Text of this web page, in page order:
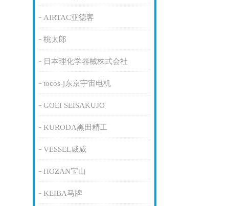
AIRTAC亚德客
桃太郎
日本理化学器械株式会社
tocos-j东京宇宙电机
GOEI SEISAKUJO
KURODA黑田精工
VESSEL威威
HOZAN宝山
KEIBA马牌